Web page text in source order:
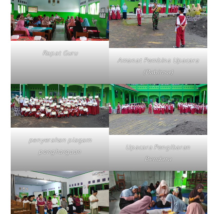
Rapat Guru
Amanat Pembina Upacara
(Babinsa)
penyerahan piagam
penghargaan
Upacara Pengibaran
Bendara